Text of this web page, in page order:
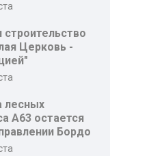
Церковь -
лесных
A63 остается
Бордо